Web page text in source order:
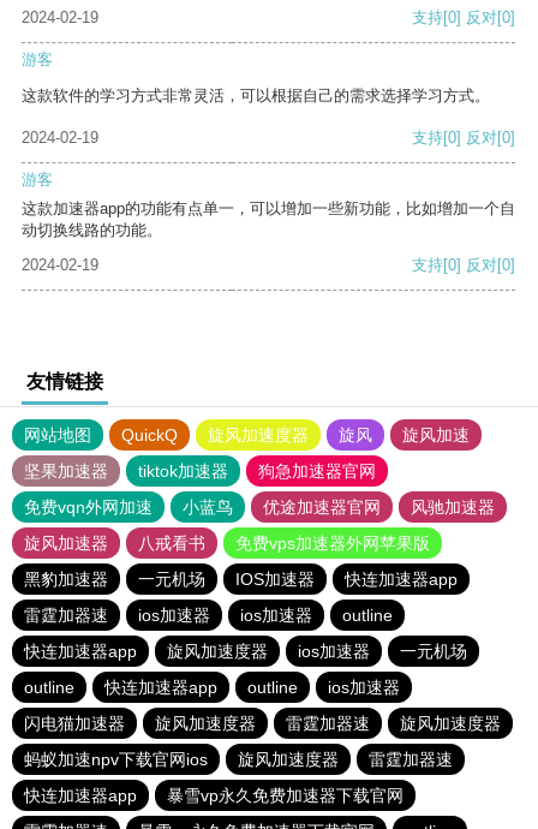
2024-02-19
支持[0] 反对[0]
游客
这款软件的学习方式非常灵活，可以根据自己的需求选择学习方式。
2024-02-19 支持[0] 反对[0]
游客
这款加速器app的功能有点单一，可以增加一些新功能，比如增加一个自
动切换线路的功能。
2024-02-19
支持[0] 反对[0]
友情链接
网站地图 QuickQ 旋风加速度器 旋风
旋风加速
坚果加速器
tiktok加速器
狗急加速器官网
免费vqn外网加速
小蓝鸟 优途加速器官网
风驰加速器
旋风加速器
八戒看书
免费vps加速器外网苹果版
黑豹加速器
一元机场 IOS加速器
快连加速器app
雷霆加器速
ios加速器 ios加速器
outline
快连加速器app
旋风加速度器 ios加速器
一元机场
outline
快连加速器app outline
ios加速器
闪电猫加速器
旋风加速度器 雷霆加器速
旋风加速度器
蚂蚁加速npv下载官网ios
旋风加速度器
雷霆加器速
快连加速器app
暴雪vp永久免费加速器下载官网